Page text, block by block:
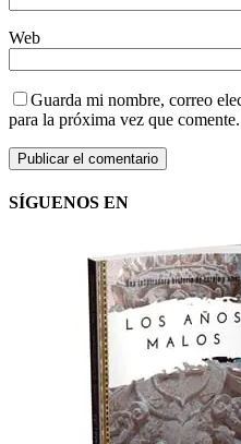
Web
Guarda mi nombre, correo
para la próxima vez que comente.
SÍGUENOS EN